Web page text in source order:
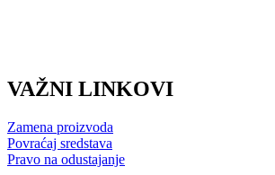
VAŽNI LINKOVI
Zamena proizvoda
Povraćaj sredstava
Pravo na odustajanje